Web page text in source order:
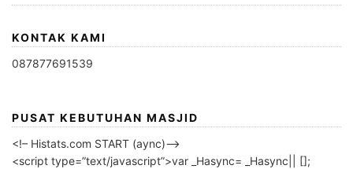
KONTAK KAMI
087877691539
PUSAT KEBUTUHAN MASJID
<!– Histats.com START (aync)–>
<script type=”text/javascript”>var _Hasync= _Hasync|| [];